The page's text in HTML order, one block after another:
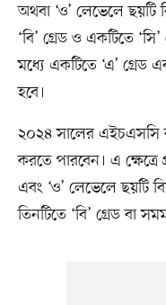
অথবা ‘ও’ লেভেলে ছয়টি
‘বি’ গ্রেড ও একটিতে
মধ্যে একটিতে ‘এ’ গ্রেড
হবে।
২০২৪ সালের এইচএসসি
করতে পারবেন। এ
এবং ‘ও’ লেভেলে ছয়টি
তিনটিতে ‘বি’ গ্রেড বা